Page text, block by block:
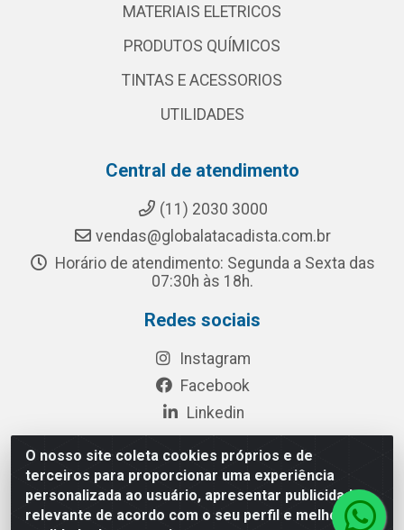
O nosso site coleta cookies próprios e de
terceiros para proporcionar uma experiência
personalizada ao usuário, apresentar publicidade
relevante de acordo com o seu perfil e melhorar a
MATERIAIS ELETRICOS
PRODUTOS QUÍMICOS
TINTAS E ACESSORIOS
UTILIDADES
Central de atendimento
(11) 2030 3000
vendas@globalatacadista.com.br
Horário de atendimento: Segunda a Sexta das
07:30h às 18h.
Redes sociais
Instagram
Facebook
Linkedin
Rua Chipuê, 117 - S. Miguel Paulista São Paulo/SP - CEP
08010-260- CNPJ: 03.010.739/0001-72